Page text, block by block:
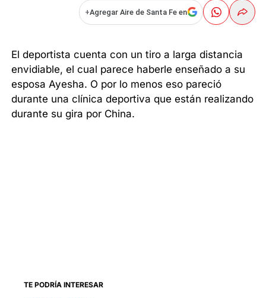
+Agregar Aire de Santa Fe en
El deportista cuenta con un tiro a larga distancia
envidiable, el cual parece haberle enseñado a su
esposa Ayesha. O por lo menos eso pareció
durante una clínica deportiva que están realizando
durante su gira por China.
TE PODRÍA INTERESAR